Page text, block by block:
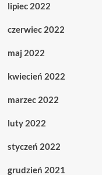
lipiec 2022
czerwiec 2022
maj 2022
kwiecień 2022
marzec 2022
luty 2022
styczeń 2022
grudzień 2021